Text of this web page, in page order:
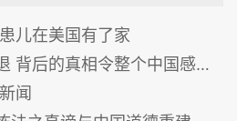
儿在美国有了家
后的真相令整个中国感到恐惧
闻